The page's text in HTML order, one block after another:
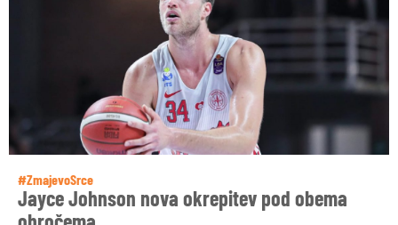
#ZmajevoSrce
Jayce Johnson nova okrepitev pod obema